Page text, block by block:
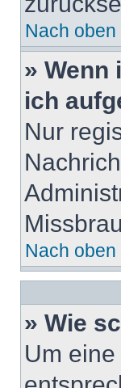
Nach oben
» Wenn
ich
Nur
Nach oben
» Wie
Um